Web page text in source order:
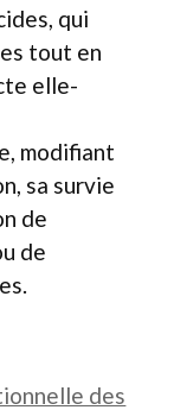
qui
tout en
elle-
modifiant
sa survie
de
de
des